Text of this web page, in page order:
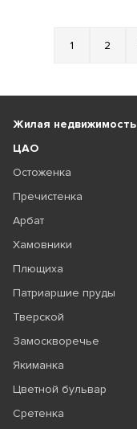
1 2
Жилая недвижимость
ЦАО
Остоженка
Пречистенка
Арбат
Хамовники
Плющиха
Патриаршие пруды
Тверской
Замоскворечье
Якиманка
Цветной бульвар
Сретенка